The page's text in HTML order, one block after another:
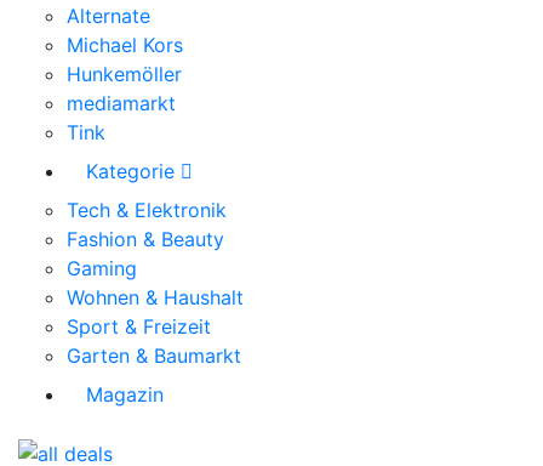
Alternate
Michael Kors
Hunkemöller
mediamarkt
Tink
Kategorie
Tech & Elektronik
Fashion & Beauty
Gaming
Wohnen & Haushalt
Sport & Freizeit
Garten & Baumarkt
Magazin